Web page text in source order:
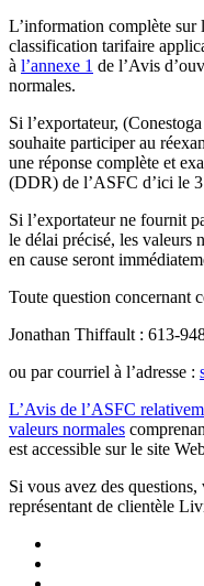
L’information complète sur
classification tarifaire
à l’annexe 1 de l’Avis
normales.
Si l’exportateur,
souhaite participer au
une réponse complète et
(DDR) de l’ASFC d’ici le
Si l’exportateur ne fournit
le délai précisé, les valeurs
en cause seront
Toute question concernant
Jonathan Thiffault :
ou par courriel à l’adresse :
L’Avis de l’ASFC
valeurs normales
est accessible sur le site
Si vous avez des
représentant de clientèle